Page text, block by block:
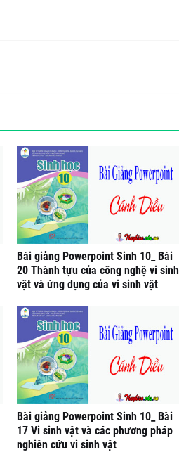
Bài giảng Powerpoint Sinh 10_ Bài
20 Thành tựu của công nghệ vi sinh
vật và ứng dụng của vi sinh vật
Bài giảng Powerpoint Sinh 10_ Bài
17 Vi sinh vật và các phương pháp
nghiên cứu vi sinh vật